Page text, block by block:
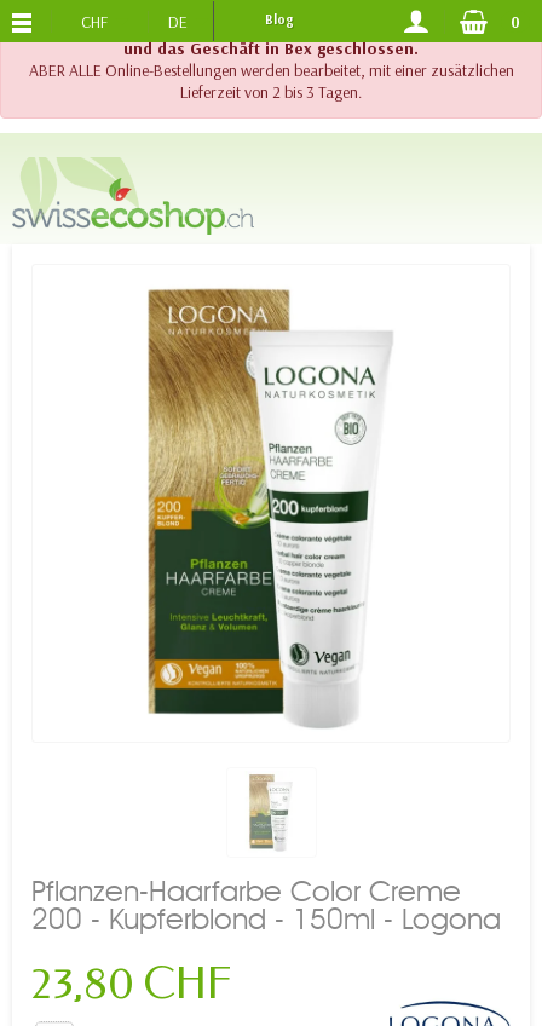
!! Wichtig !! Bis am 20. August 2026 sind der Telefonsupport
und das Geschäft in Bex geschlossen.
ABER ALLE Online-Bestellungen werden bearbeitet, mit einer zusätzlichen
Lieferzeit von 2 bis 3 Tagen.
KOSTENLOSER VERSAND AB 120.-
CHF DE Blog 0
Pflanzen-Haarfarbe Color Creme
200 - Kupferblond - 150ml - Logona
23,80 CHF